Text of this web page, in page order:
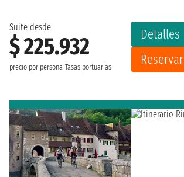
Suite desde
$ 225.932
precio por persona Tasas portuarias
Detalles
Reservar